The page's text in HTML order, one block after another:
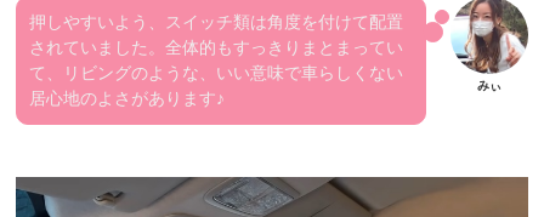
押しやすいよう、スイッチ類は角度を付けて配置
されていました。全体的もすっきりまとまってい
て、リビングのような、いい意味で車らしくない
居心地のよさがあります♪